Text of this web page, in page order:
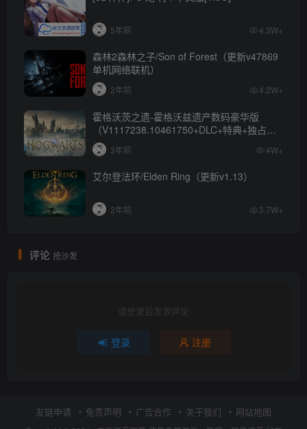
5年前 4.3W+
森林2森林之子/Son of Forest（更新v47869
单机网络联机）
2年前 4.2W+
霍格沃茨之遗-霍格沃兹遗产数码豪华版
（V1117238.10461750+DLC+特典+独占内
容）
3年前 4W+
艾尔登法环/Elden Ring（更新v1.13）
2年前 3.7W+
评论 抢沙发
请登录后发表评论
登录 注册
友链申请 免责声明 广告合作 关于我们 网站地图